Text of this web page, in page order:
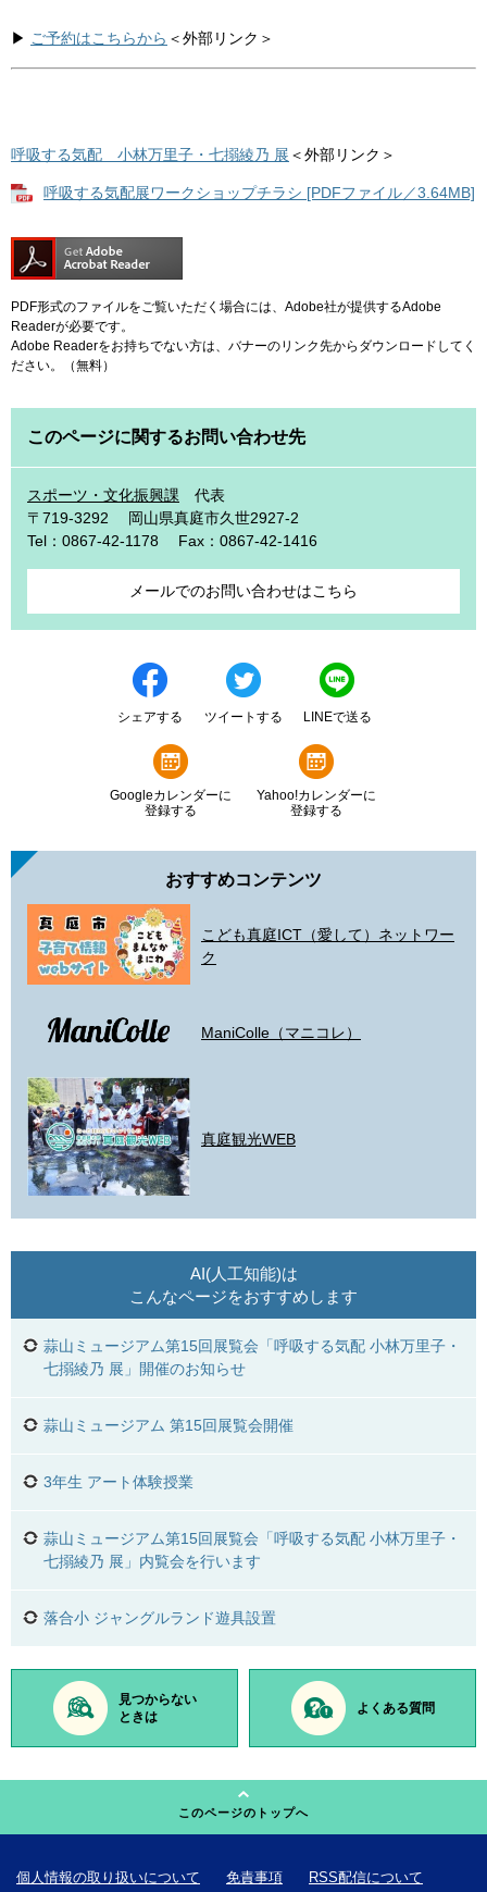
▶ ご予約はこちらから ＜外部リンク＞
呼吸する気配 小林万里子・七搦綾乃 展 ＜外部リンク＞
呼吸する気配展ワークショップチラシ [PDFファイル／3.64MB]
PDF形式のファイルをご覧いただく場合には、Adobe社が提供するAdobe
Readerが必要です。
Adobe Readerをお持ちでない方は、バナーのリンク先からダウンロードしてく
ださい。（無料）
このページに関するお問い合わせ先
スポーツ・文化振興課
代表
〒719-3292
岡山県真庭市久世2927-2
Tel：0867-42-1178
Fax：0867-42-1416
メールでのお問い合わせはこちら
シェアする ツイートする LINEで送る
Googleカレンダーに
登録する
Yahoo!カレンダーに
登録する
おすすめコンテンツ
こども真庭ICT（愛して）ネットワー
ク
ManiColle（マニコレ）
真庭観光WEB
AI(人工知能)は
こんなページをおすすめします
蒜山ミュージアム第15回展覧会「呼吸する気配 小林万里子・
七搦綾乃 展」開催のお知らせ
蒜山ミュージアム 第15回展覧会開催
3年生 アート体験授業
蒜山ミュージアム第15回展覧会「呼吸する気配 小林万里子・
七搦綾乃 展」内覧会を行います
落合小 ジャングルランド遊具設置
見つからない
ときは
よくある質問
このページのトップへ
個人情報の取り扱いについて 免責事項 RSS配信について